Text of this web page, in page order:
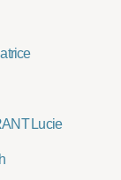
Lucie